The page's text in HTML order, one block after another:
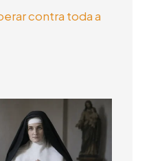
contra toda a